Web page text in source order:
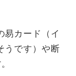
易カード（イ
うです）や断